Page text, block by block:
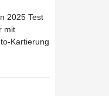
2025 Test
mit
Kartierung